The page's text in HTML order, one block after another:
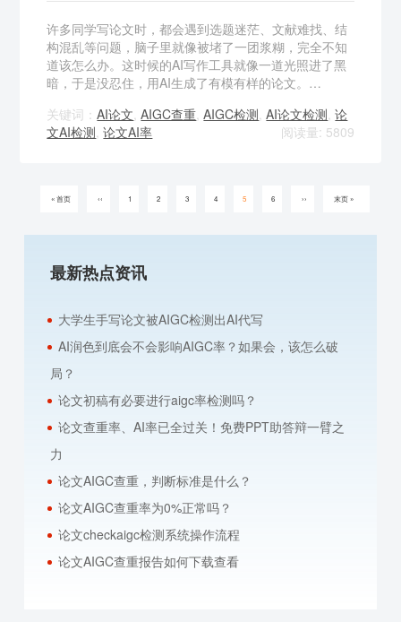
许多同学写论文时，都会遇到选题迷茫、文献难找、结
构混乱等问题，脑子里就像被堵了一团浆糊，完全不知
道该怎么办。这时候的AI写作工具就像一道光照进了黑
暗，于是没忍住，用AI生成了有模有样的论文。…
关键词：AI论文,AIGC查重,AIGC检测,AI论文检测,论
文AI检测,论文AI率 阅读量: 5809
首
« 首页
前
页
‹‹ 1 2 3 4
页
5 6
下
页
››
末
末页 »
最新热点资讯
大学生手写论文被AIGC检测出AI代写
AI润色到底会不会影响AIGC率？如果会，该怎么破
局？
论文初稿有必要进行aigc率检测吗？
论文查重率、AI率已全过关！免费PPT助答辩一臂之
力
论文AIGC查重，判断标准是什么？
论文AIGC查重率为0%正常吗？
论文checkaigc检测系统操作流程
论文AIGC查重报告如何下载查看